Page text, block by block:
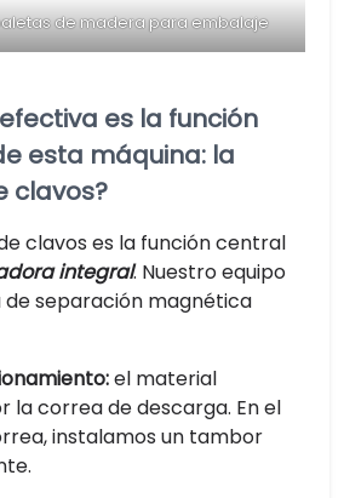
de madera para embalaje
es la función
esta máquina: la
clavos?
clavos es la función central
integral. Nuestro equipo
de separación magnética
el material
la correa de descarga. En el
instalamos un tambor